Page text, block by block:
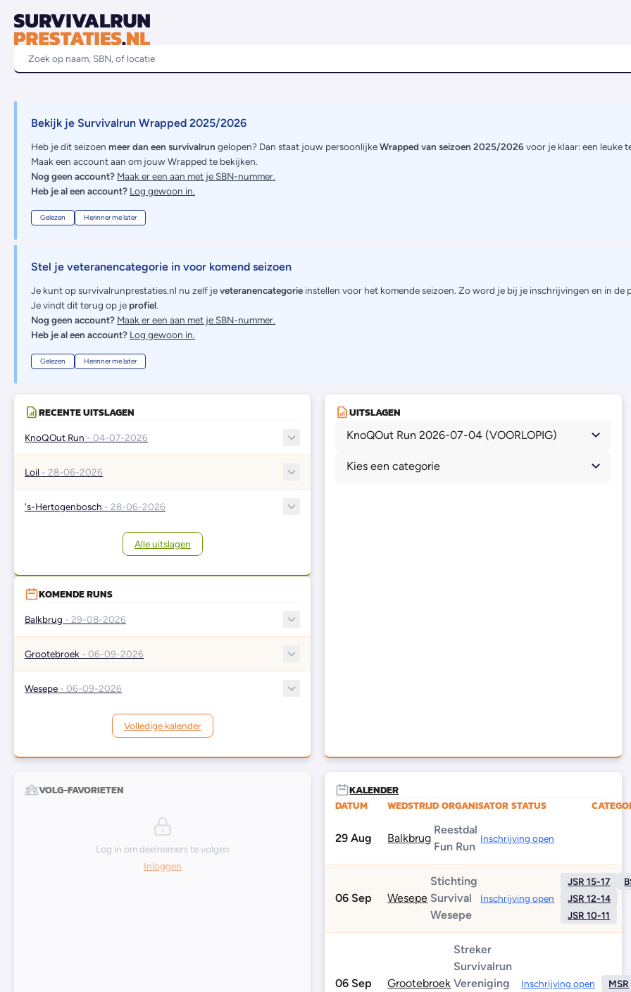
Bekijk je Survivalrun Wrapped 2025/2026
Heb je dit seizoen meer dan een survivalrun gelopen? Dan staat jouw persoonlijkeWrapped van seizoen 2025/2026voor je klaar: een leuke
Maak een account aan om jouw Wrapped te bekijken.
Nog geen account? Maak er een aan met je SBN-nummer.
Heb je al een account? Log gewoon in.
Gelezen Herinner me later
Stel je veteranencategorie in voor komend seizoen
Je kunt op survivalrunprestaties.nl nu zelf jeveteranencategorie instellen voor het komende seizoen. Zo word je bij je inschrijvingen en in de
Je vindt dit terug op je profiel.
Nog geen account? Maak er een aan met je SBN-nummer.
Heb je al een account? Log gewoon in.
Gelezen Herinner me later
RECENTE UITSLAGEN
KnoQOut Run - 04-07-2026
Loil - 28-06-2026
's-Hertogenbosch - 28-06-2026
Alle uitslagen
KOMENDE RUNS
Balkbrug - 29-08-2026
Grootebroek - 06-09-2026
Wesepe - 06-09-2026
Volledige kalender
UITSLAGEN
KnoQOut Run 2026-07-04 (VOORLOPIG)
Kies een categorie
VOLG-FAVORIETEN
Log in om deelnemers te volgen
Inloggen
KALENDER
DATUM
WEDSTRIJD ORGANISATOR STATUS
29 Aug Balkbrug
Reestdal
Fun Run
Inschrijving open
06 Sep Wesepe
Stichting
Survival
Wesepe
Inschrijving open
JSR 15-17
JSR 12-14
JSR 10-11
06 Sep Grootebroek
Streker
Survivalrun
Vereniging
Inschrijving open MSR